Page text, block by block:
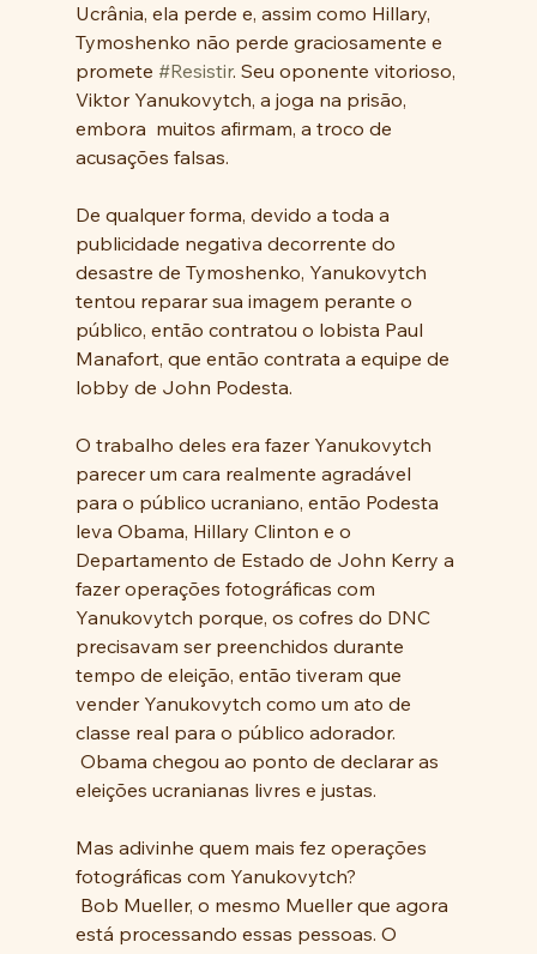
Ucrânia, ela perde e, assim como Hillary,
Tymoshenko não perde graciosamente e
promete #Resistir. Seu oponente vitorioso,
Viktor Yanukovytch, a joga na prisão,
embora  muitos afirmam, a troco de
acusações falsas.
De qualquer forma, devido a toda a
publicidade negativa decorrente do
desastre de Tymoshenko, Yanukovytch
tentou reparar sua imagem perante o
público, então contratou o lobista Paul
Manafort, que então contrata a equipe de
lobby de John Podesta.
O trabalho deles era fazer Yanukovytch
parecer um cara realmente agradável
para o público ucraniano, então Podesta
leva Obama, Hillary Clinton e o
Departamento de Estado de John Kerry a
fazer operações fotográficas com
Yanukovytch porque, os cofres do DNC
precisavam ser preenchidos durante
tempo de eleição, então tiveram que
vender Yanukovytch como um ato de
classe real para o público adorador.
eleições ucranianas livres e justas.
Mas adivinhe quem mais fez operações
fotográficas com Yanukovytch?
está processando essas pessoas. O